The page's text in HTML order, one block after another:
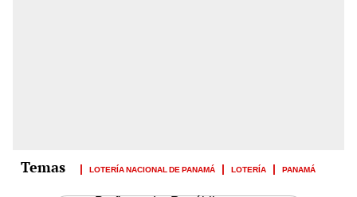
LOTERÍA NACIONAL DE PANAMÁ LOTERÍA PANAMÁ